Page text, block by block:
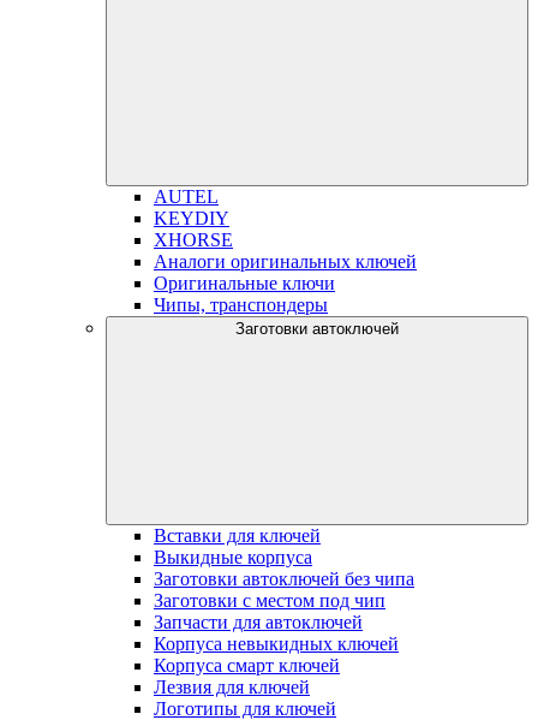
AUTEL
KEYDIY
XHORSE
Аналоги оригинальных ключей
Оригинальные ключи
Чипы, транспондеры
Заготовки автоключей
Вставки для ключей
Выкидные корпуса
Заготовки автоключей без чипа
Заготовки с местом под чип
Запчасти для автоключей
Корпуса невыкидных ключей
Корпуса смарт ключей
Лезвия для ключей
Логотипы для ключей